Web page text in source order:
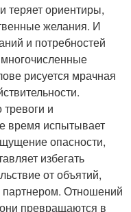
теряет ориентиры,
желания. И
и потребностей
рисуется мрачная
и
время испытывает
опасности,
избегать
от объятий,
партнером. Отношений
превращаются в